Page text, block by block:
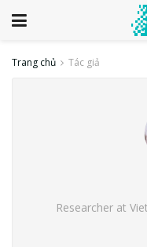
Trang chủ Tác giả
Researcher at